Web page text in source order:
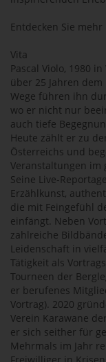
Entdecken Sie
Vita
Pascal Violo, 1980
über 25 Jahren
Wege führen ihn
wo er nicht nur
auch tiefe
Heute zählt er zu
Österreichs und
Veranstaltungen im
Seine Live-
Erzählkunst,
die mit Feingefühl
einfängt. Neben
zahlreiche
Leidenschaft in
Tätigkeit als
Tourneen der
er berufenes
Vortrag). 2020
Verein Karawane
er sich seither für
Mehrmals im Jahr